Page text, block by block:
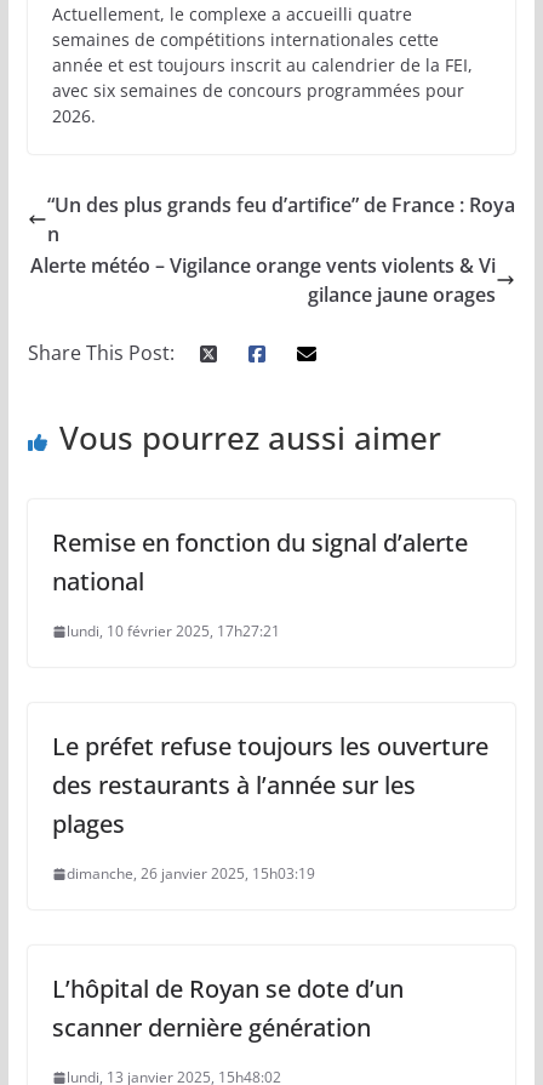
Actuellement, le complexe a accueilli quatre
semaines de compétitions internationales cette
année et est toujours inscrit au calendrier de la FEI,
avec six semaines de concours programmées pour
2026.
“Un des plus grands feu d’artifice” de France : Roya
n
Alerte météo – Vigilance orange vents violents & Vi
gilance jaune orages
Share This Post:
Vous pourrez aussi aimer
Remise en fonction du signal d’alerte
national
lundi, 10 février 2025, 17h27:21
Le préfet refuse toujours les ouverture
des restaurants à l’année sur les
plages
dimanche, 26 janvier 2025, 15h03:19
L’hôpital de Royan se dote d’un
scanner dernière génération
lundi, 13 janvier 2025, 15h48:02